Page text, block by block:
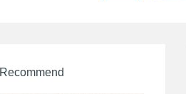
Recommend